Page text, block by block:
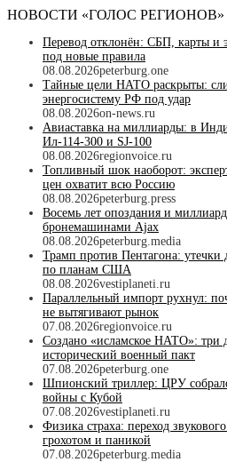
НОВОСТИ «ГОЛОС РЕГИОНОВ»
Перевод отклонён: СБП, карты и
под новые правила
08.08.2026peterburg.one
Тайные цели НАТО раскрыты:
энергосистему РФ под удар
08.08.2026on-news.ru
Авиаставка на миллиарды: в
Ил‑114‑300 и SJ‑100
08.08.2026regionvoice.ru
Топливный шок наоборот:
цен охватит всю Россию
08.08.2026peterburg.press
Восемь лет опоздания и
бронемашинами Ajax
08.08.2026peterburg.media
Трамп против Пентагона: утечки
по планам США
08.08.2026vestiplaneti.ru
Параллельный импорт рухнул:
не вытягивают рынок
07.08.2026regionvoice.ru
Создано «исламское НАТО»: три
исторический военный пакт
07.08.2026peterburg.one
Шпионский триллер: ЦРУ
войны с Кубой
07.08.2026vestiplaneti.ru
Физика страха: переход
грохотом и паникой
07.08.2026peterburg.media